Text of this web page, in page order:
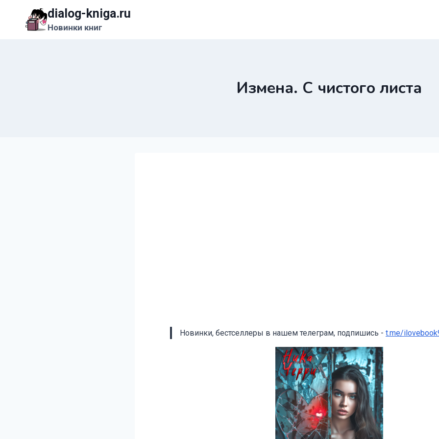
содержимому
dialog-kniga.ru
Новинки книг
Измена. С чистого листа
Новинки, бестселлеры в нашем телеграм, подпишись - t.me/